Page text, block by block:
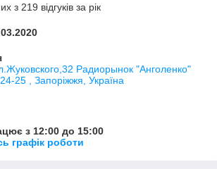
з 219 відгуків за рік
Радиорынок "Анголенко"
25 , Запоріжжя, Україна
з 12:00 до 15:00
графік роботи